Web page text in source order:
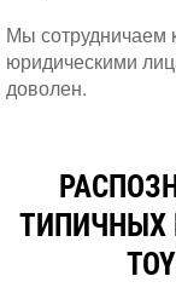
Мы сотрудничаем
юридическими
доволен.
ТИПИЧНЫХ